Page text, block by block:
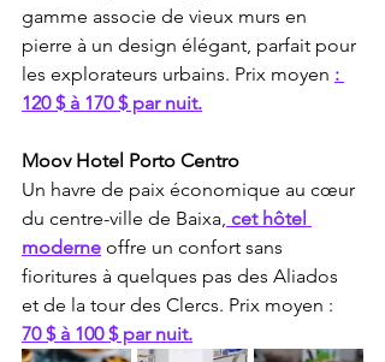
gamme associe de vieux murs en
pierre à un design élégant, parfait pour
les explorateurs urbains. Prix moyen :
120 $ à 170 $ par nuit.
Moov Hotel Porto Centro
Un havre de paix économique au cœur
du centre-ville de Baixa, cet hôtel
moderne offre un confort sans
fioritures à quelques pas des Aliados
et de la tour des Clercs. Prix moyen :
70 $ à 100 $ par nuit.